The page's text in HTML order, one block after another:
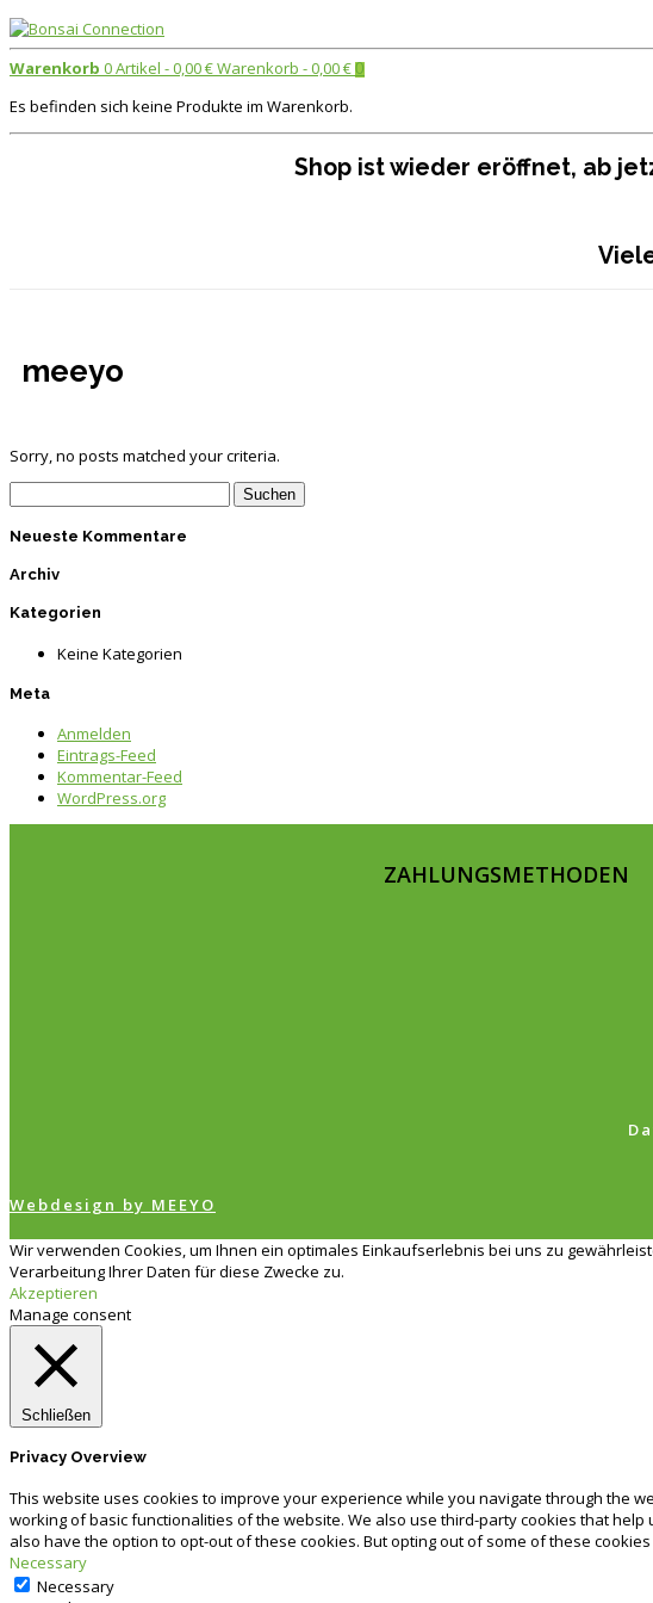
Warenkorb 0 Artikel -0,00€Warenkorb -0,00€ 0
Es befinden sich keine Produkte im Warenkorb.
Shop ist wieder eröffnet, ab
meeyo
Sorry, no posts matched your criteria.
Neueste Kommentare
Archiv
Kategorien
Keine Kategorien
Meta
Anmelden
Eintrags-Feed
Kommentar-Feed
WordPress.org
ZAHLUNGSMETHODEN
Webdesign by MEEYO
Wir verwenden Cookies, um Ihnen ein optimales Einkaufserlebnis bei uns zu
Verarbeitung Ihrer Daten für diese Zwecke zu.
Akzeptieren
Manage consent
Schließen
Privacy Overview
This website uses cookies to improve your experience while you navigate through the
working of basic functionalities of the website. We also use third-party cookies that
also have the option to opt-out of these cookies. But opting out of some of these
Necessary
Necessary